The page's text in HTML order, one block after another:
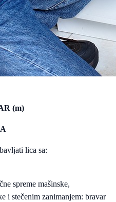
(m)
lica sa:
spreme mašinske,
i stečenim zanimanjem: bravar